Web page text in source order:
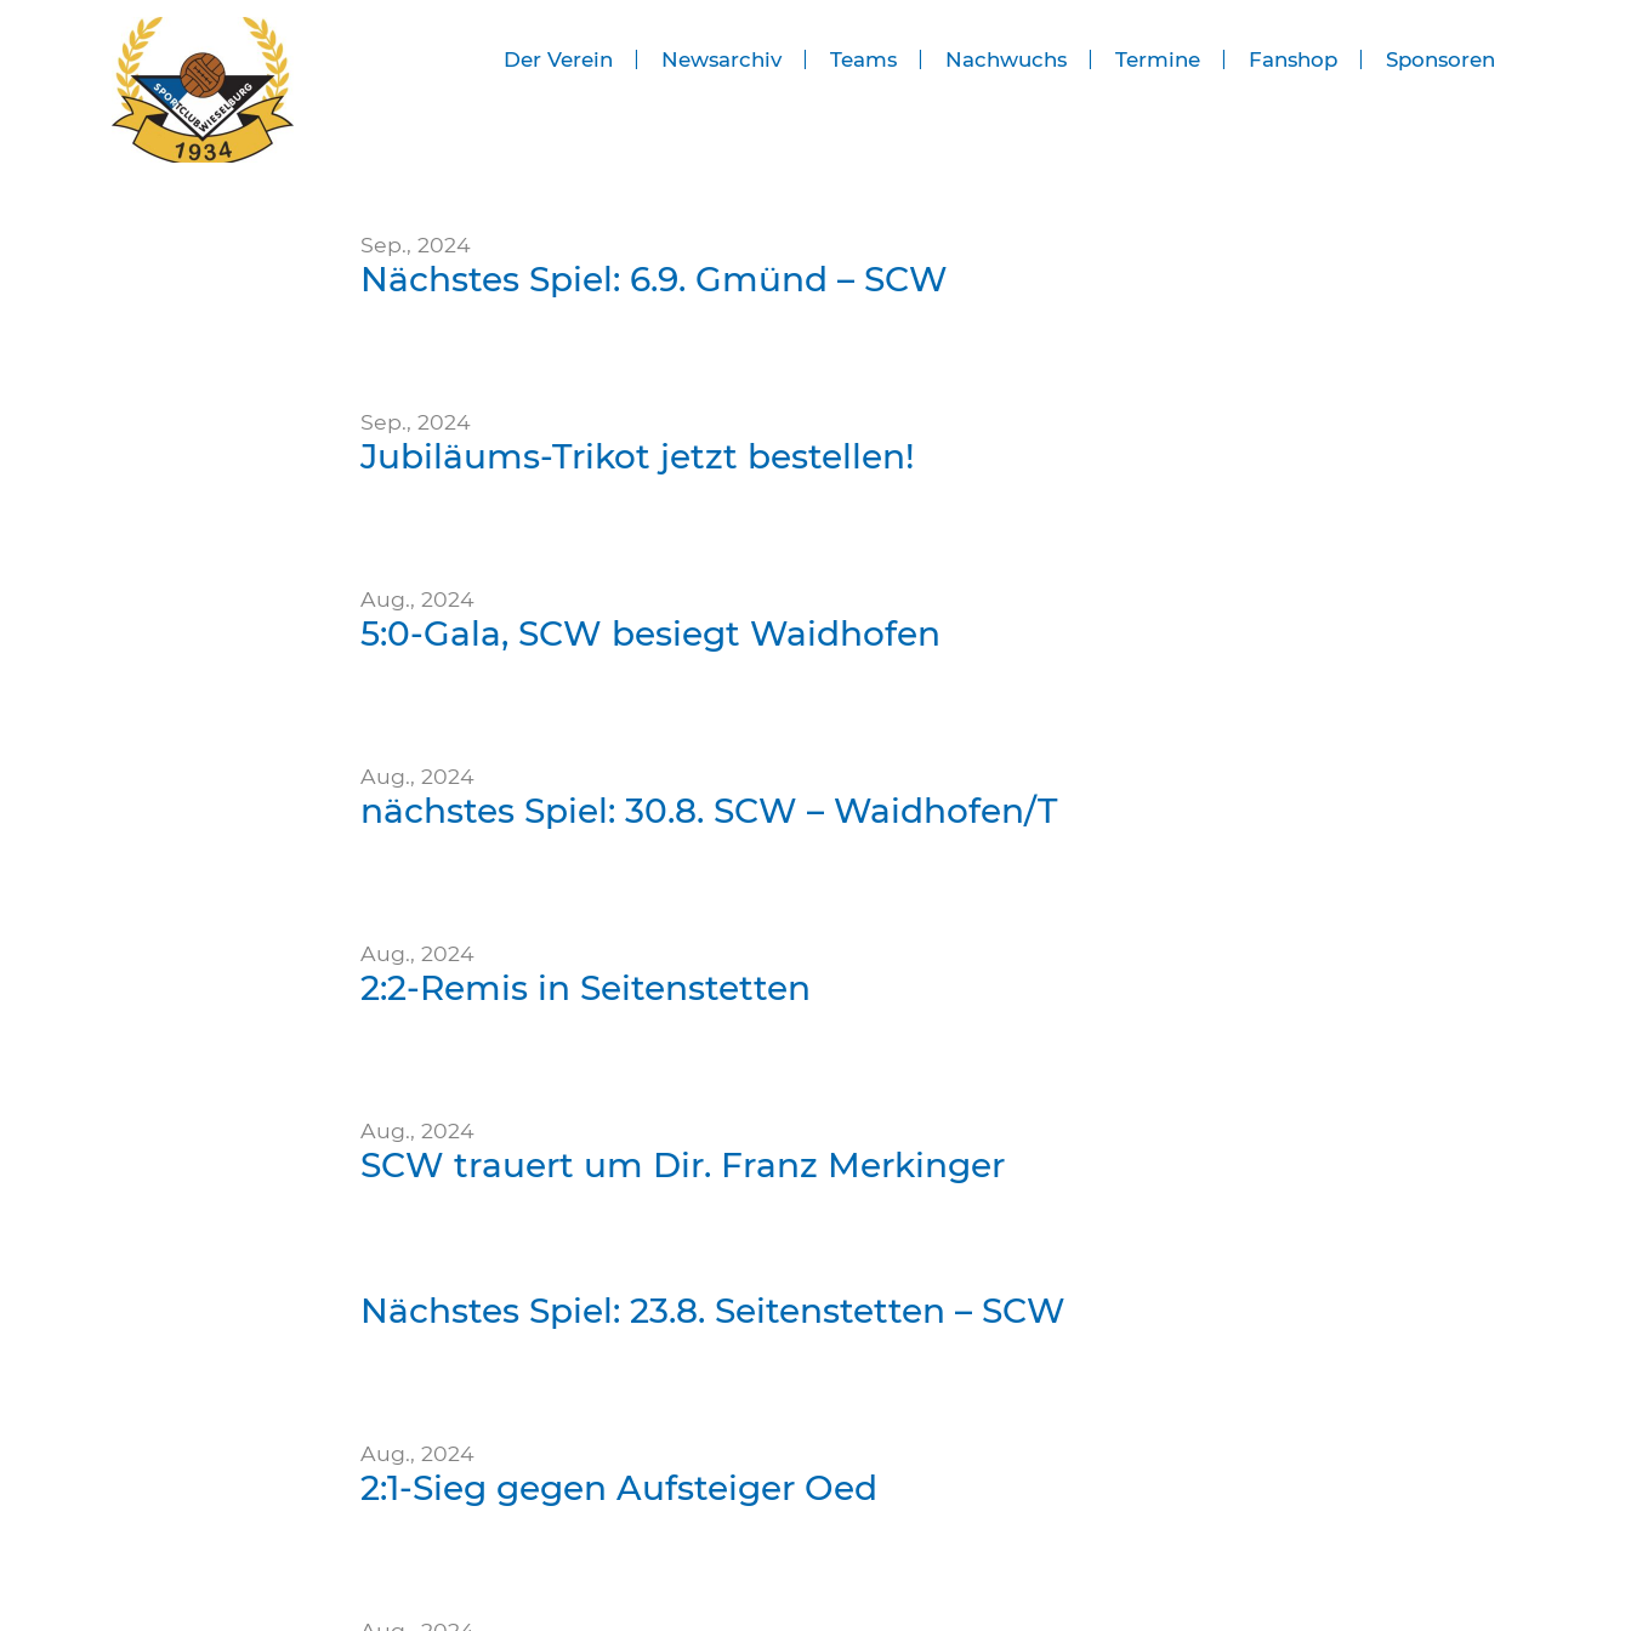
Der Verein Newsarchiv Teams Nachwuchs Termine Fanshop Sponsoren
Sep., 2024
Nächstes Spiel: 6.9. Gmünd – SCW
Sep., 2024
Jubiläums-Trikot jetzt bestellen!
Aug., 2024
5:0-Gala, SCW besiegt Waidhofen
Aug., 2024
nächstes Spiel: 30.8. SCW – Waidhofen/T
Aug., 2024
2:2-Remis in Seitenstetten
Aug., 2024
SCW trauert um Dir. Franz Merkinger
Nächstes Spiel: 23.8. Seitenstetten – SCW
Aug., 2024
2:1-Sieg gegen Aufsteiger Oed